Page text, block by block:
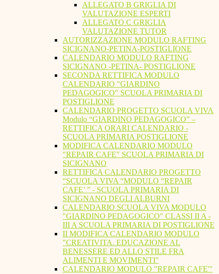
ALLEGATO B GRIGLIA DI
VALUTAZIONE ESPERTI
ALLEGATO C GRIGLIA
VALUTAZIONE TUTOR
AUTORIZZAZIONE MODULO RAFTING
SICIGNANO-PETINA-POSTIGLIONE
CALENDARIO MODULO RAFTING
SICIGNANO -PETINA- POSTIGLIONE
SECONDA RETTIFICA MODULO
CALENDARIO "GIARDINO
PEDAGOGICO" SCUOLA PRIMARIA DI
POSTIGLIONE
CALENDARIO PROGETTO SCUOLA VIVA
Modulo “GIARDINO PEDAGOGICO” –
RETTIFICA ORARI CALENDARIO -
SCUOLA PRIMARIA POSTIGLIONE
MODIFICA CALENDARIO MODULO
"REPAIR CAFE" SCUOLA PRIMARIA DI
SICIGNANO
RETTIFICA CALENDARIO PROGETTO
“SCUOLA VIVA “MODULO “REPAIR
CAFE’ ” - SCUOLA PRIMARIA DI
SICIGNANO DEGLI ALBURNI
CALENDARIO SCUOLA VIVA MODULO
"GIARDINO PEDAGOGICO" CLASSI II A -
III A SCUOLA PRIMARIA DI POSTIGLIONE
II MODIFICA CALENDARIO MODULO
"CREATIVITA. EDUCAZIONE AL
BENESSERE ED ALLO STILE FRA
ALIMENTI E MOVIMENTI"
CALENDARIO MODULO "REPAIR CAFE'"